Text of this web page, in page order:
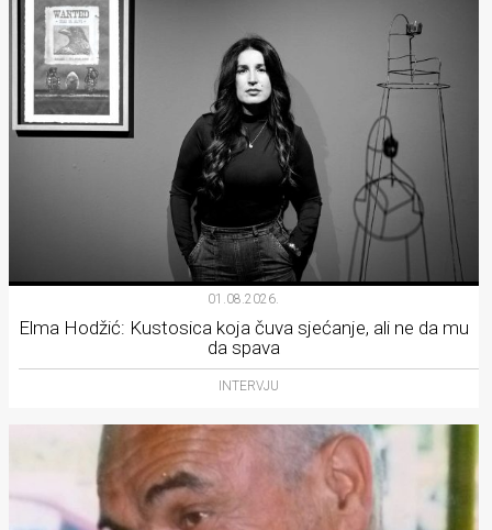
01.08.2026.
Elma Hodžić: Kustosica koja čuva sjećanje, ali ne da mu
da spava
INTERVJU